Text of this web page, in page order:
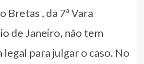
Bretas , da 7ª Vara
de Janeiro, não tem
para julgar o caso. No